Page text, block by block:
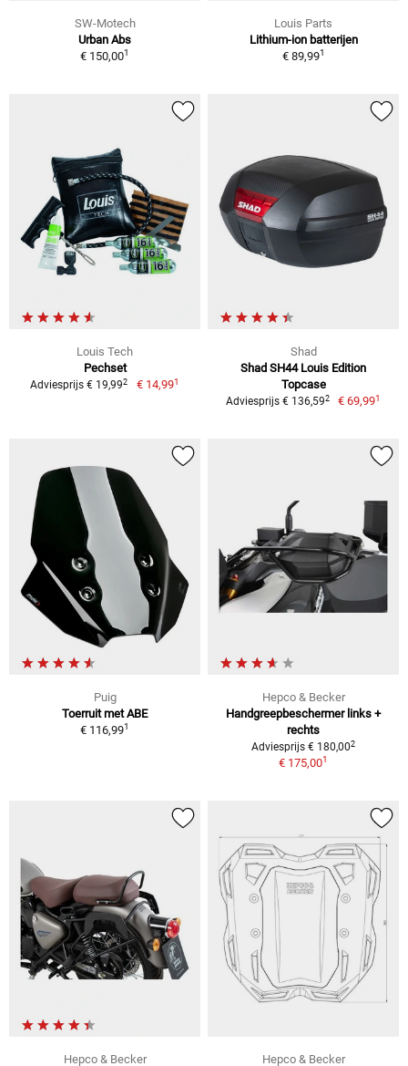
SW-Motech
Urban Abs
€ 150,001
Louis Parts
Lithium-ion batterijen
€ 89,991
Louis Tech
Pechset
Adviesprijs € 19,992 € 14,991
Shad
Shad SH44 Louis Edition
Topcase
Adviesprijs € 136,592 € 69,991
Puig
Toerruit met ABE
€ 116,991
Hepco & Becker
Handgreepbeschermer links +
rechts
Adviesprijs € 180,002
€ 175,001
Hepco & Becker Hepco & Becker